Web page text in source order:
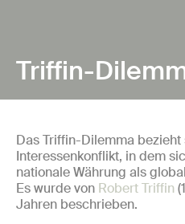
Triffin-
Das Triffin-Dilemma bezieht
Interessenkonflikt, in dem
nationale Währung als
Es wurde von Robert Triffin
Jahren beschrieben.